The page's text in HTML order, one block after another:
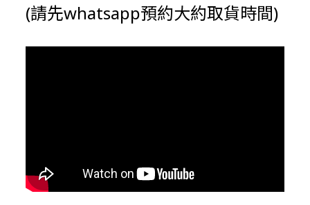
(請先whatsapp預約大約取貨時間)